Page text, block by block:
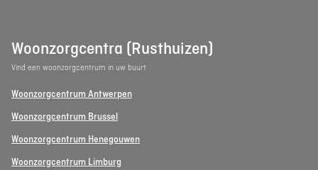
Woonzorgcentra (Rusthuizen)
Vind een woonzorgcentrum in uw buurt
Woonzorgcentrum Antwerpen
Woonzorgcentrum Brussel
Woonzorgcentrum Henegouwen
Woonzorgcentrum Limburg